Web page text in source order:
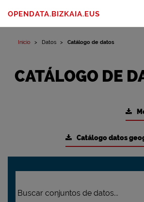
OPENDATA.BIZKAIA.EUS
Inicio Datos Catálogo de datos
CATÁLOGO DE
Catálogo datos